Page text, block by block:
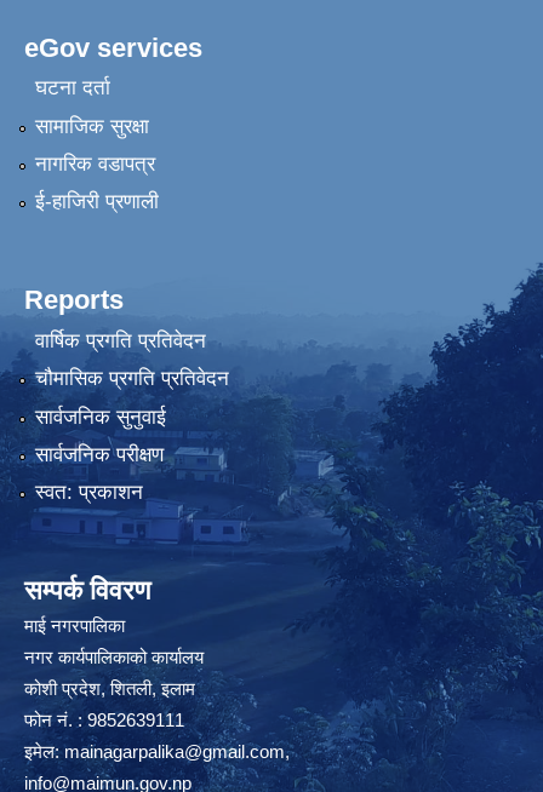
eGov services
घटना दर्ता
सामाजिक सुरक्षा
नागरिक वडापत्र
ई-हाजिरी प्रणाली
Reports
वार्षिक प्रगति प्रतिवेदन
चौमासिक प्रगति प्रतिवेदन
सार्वजनिक सुनुवाई
सार्वजनिक परीक्षण
स्वत: प्रकाशन
सम्पर्क विवरण
माई नगरपालिका
नगर कार्यपालिकाको कार्यालय
कोशी प्रदेश, शितली, इलाम
फोन नं. : 9852639111
इमेल:mainagarpalika@gmail.com,
info@maimun.gov.np